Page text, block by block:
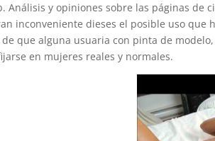
Análisis y opiniones sobre las páginas de
inconveniente dieses el posible uso que
de que alguna usuaria con pinta de
en mujeres reales y normales.